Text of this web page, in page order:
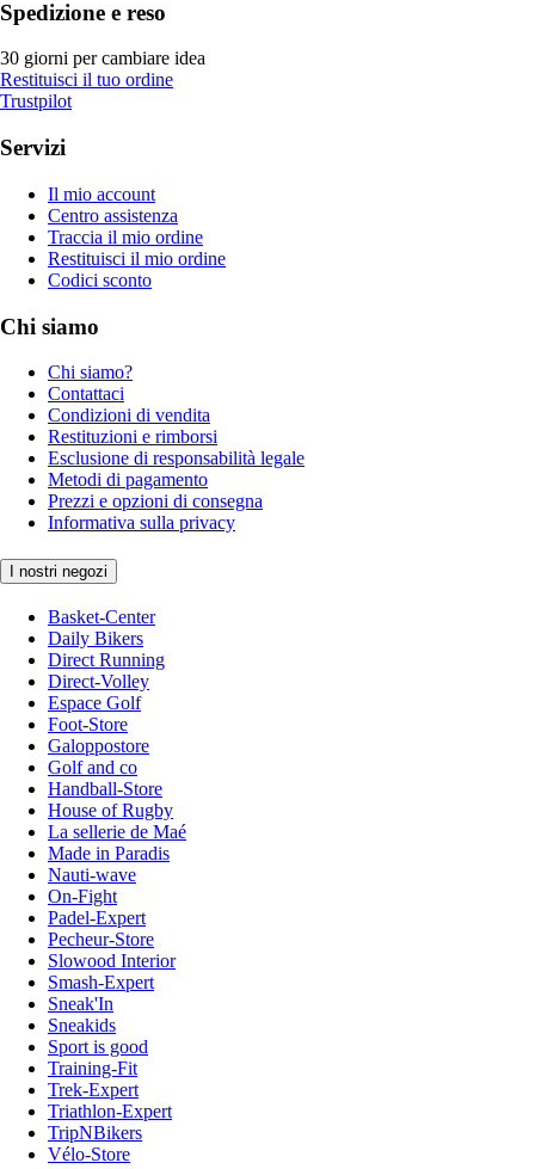
Spedizione e reso
30 giorni per cambiare idea
Restituisci il tuo ordine
Trustpilot
Servizi
Il mio account
Centro assistenza
Traccia il mio ordine
Restituisci il mio ordine
Codici sconto
Chi siamo
Chi siamo?
Contattaci
Condizioni di vendita
Restituzioni e rimborsi
Esclusione di responsabilità legale
Metodi di pagamento
Prezzi e opzioni di consegna
Informativa sulla privacy
I nostri negozi
Basket-Center
Daily Bikers
Direct Running
Direct-Volley
Espace Golf
Foot-Store
Galoppostore
Golf and co
Handball-Store
House of Rugby
La sellerie de Maé
Made in Paradis
Nauti-wave
On-Fight
Padel-Expert
Pecheur-Store
Slowood Interior
Smash-Expert
Sneak'In
Sneakids
Sport is good
Training-Fit
Trek-Expert
Triathlon-Expert
TripNBikers
Vélo-Store